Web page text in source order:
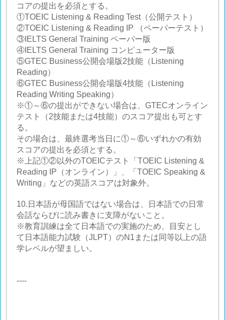
コアの提出を必須とする。
①TOEIC Listening & Reading Test（公開テスト）
②TOEIC Listening & Reading IP （ペーパーテスト）
③IELTS General Training ペーパー版
④IELTS General Training コンピューター版
⑤GTEC Business公開会場版2技能（Listening
Reading）
⑥GTEC Business公開会場版4技能（Listening
Reading Writing Speaking）
※①～⑥の提出ができない場合は、GTECオンライン
テスト（2技能または4技能）のスコア提出も可とす
る。
その場合は、最終選考当日に①～⑥いずれかの有効
スコアの提出を必須とする。
※上記①②以外のTOEICテスト「TOEIC Listening &
Reading IP（オンライン）」、「TOEIC Speaking &
Writing」などの英語スコアは対象外。
10.日本語が母国語ではない場合は、日本語での日常
会話ならびに読み書きに支障がないこと。
※教育訓練は全て日本語での実施のため、目安とし
て日本語能力試験（JLPT）のN1または同等以上の語
学レベルが望ましい。
----